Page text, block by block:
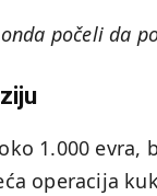
počeli da
1.000 evra,
operacija